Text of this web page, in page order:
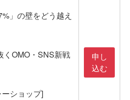
」の壁をどう越え
くOMO・SNS新戦
ショップ]
申し
込む